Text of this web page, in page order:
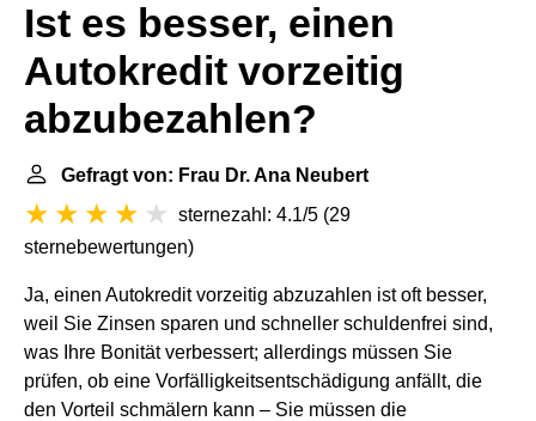
Ist es besser, einen
Autokredit vorzeitig
abzubezahlen?
Gefragt von: Frau Dr. Ana Neubert
sternezahl: 4.1/5 (29
sternebewertungen)
Ja, einen Autokredit vorzeitig abzuzahlen ist oft besser,
weil Sie Zinsen sparen und schneller schuldenfrei sind,
was Ihre Bonität verbessert; allerdings müssen Sie
prüfen, ob eine Vorfälligkeitsentschädigung anfällt, die
den Vorteil schmälern kann – Sie müssen die